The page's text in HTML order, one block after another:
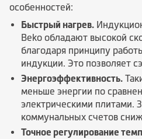
особенностей:
Быстрый нагрев.
Beko обладают высокой
благодаря принципу
индукции. Это позволяет
Энергоэффективность.
меньше энергии по
электрическими плитами.
коммунальных счетов
Точное регулирование